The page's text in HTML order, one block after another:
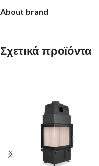
About brand
Σχετικά προϊόντα